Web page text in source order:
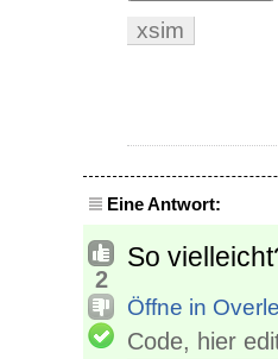
xsim
Eine Antwort:
2
So
Öffne in
Code, hier